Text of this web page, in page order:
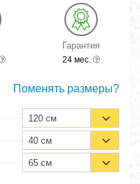
Гарантия
24 мес.
Поменять размеры?
120 см
40 см
65 см